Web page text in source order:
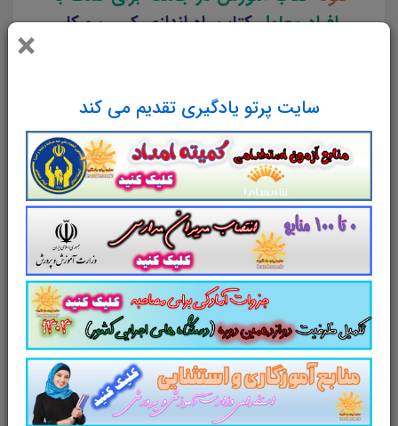
×
سایت پرتو یادگیری تقدیم می کند
افراد معلولکتاب راه اندازی کسب و کار
جامعهطوری تدوین و گلچین شده است که
برترین و مهم ترین موضوعات و نکات را
شامل شود.
لینک دانلود
تست منابع آزمون تسهیلگران شغلی
بهزیستی